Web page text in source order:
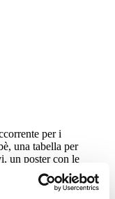
per i
una tabella per
un poster con le